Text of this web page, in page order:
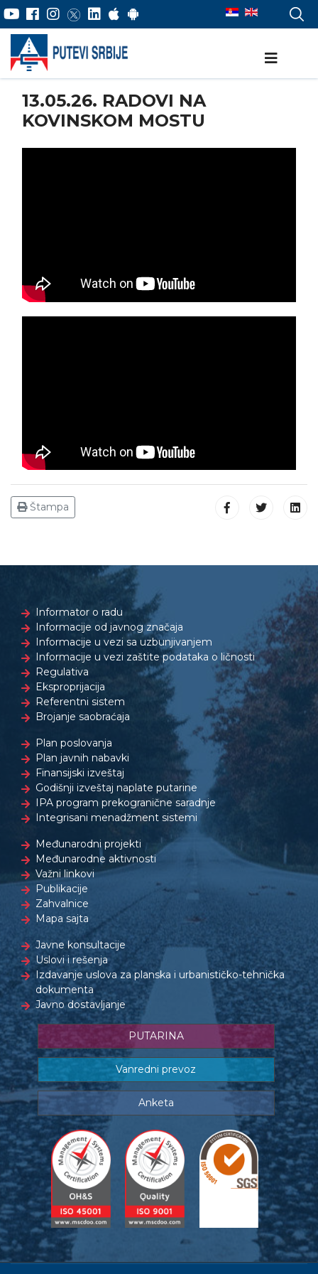
13.05.26. RADOVI NA
KOVINSKOM MOSTU
Štampa
Informator o radu
Informacije od javnog značaja
Informacije u vezi sa uzbunjivanjem
Informacije u vezi zaštite podataka o ličnosti
Regulativa
Eksproprijacija
Referentni sistem
Brojanje saobraćaja
Plan poslovanja
Plan javnih nabavki
Finansijski izveštaj
Godišnji izveštaj naplate putarine
IPA program prekogranične saradnje
Integrisani menadžment sistemi
Međunarodni projekti
Međunarodne aktivnosti
Važni linkovi
Publikacije
Zahvalnice
Mapa sajta
Javne konsultacije
Uslovi i rešenja
Izdavanje uslova za planska i urbanističko-tehnička
dokumenta
Javno dostavljanje
PUTARINA
Vanredni prevoz
Anketa